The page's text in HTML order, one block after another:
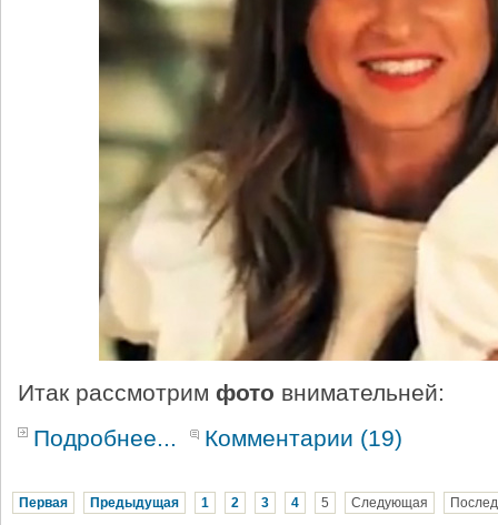
Итак рассмотрим фото внимательней:
Подробнее...
Комментарии (19)
Первая Предыдущая 1 2 3 4 5 Следующая